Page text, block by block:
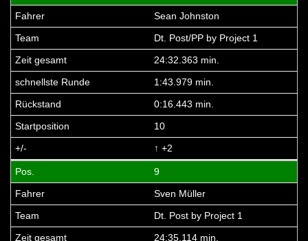
Sean Johnston
Dt. Post/PP by Project 1
24:32.363 min.
1:43.979 min.
0:16.443 min.
10
↑ +2
9
Sven Müller
Dt. Post by Project 1
24:35.114 min.